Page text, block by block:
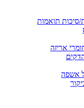
סיכות תואמות
אריזה
אשפה